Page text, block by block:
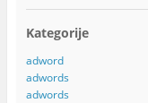
Kategorije
adword
adwords
adwords